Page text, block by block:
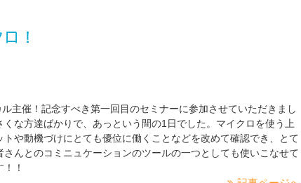
！
主催！記念すべき第一回目のセミナーに参加させていただきまし
な方達ばかりで、あっという間の1日でした。マイクロを使う上
や動機づけにとても優位に働くことなどを改めて確認でき、とて
んとのコミニュケーションのツールの一つとしても使いこなせて
！